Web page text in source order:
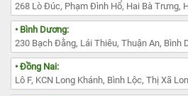
268 Lò Đúc, Phạm Đình Hổ, Hai Bà Trưng,
• Bình Dương:
230 Bạch Đằng, Lái Thiêu, Thuận An, Bình
• Đồng Nai:
Lô F, KCN Long Khánh, Bình Lộc, Thị Xã